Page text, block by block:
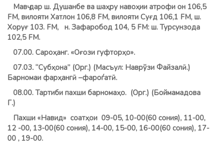
Мавҷ дар ш. Душанбе ва шаҳру навоҳии атрофи он 106,5
FM, вилояти Хатлон 106,8 FМ, вилояти Суғд 106,1 FM, ш.
Хоруғ 103. FM, н. Зафаробод 104, 5 FM: ш. Турсунзода
102,5 FM.
07.00. Сароҳанг. «Оғози гуфторҳо».
07.03.“Субҳона” (Орг.) (Масъул: Наврўзи Файзалӣ.)
Барномаи фарҳангӣ –фароѓатӣ.
08.00. Тартиби пахши барномаҳо. (Орг.) (Боймамадова
Г.)
Пахши «Навид» соатҳои 09-05, 10-00(60 сония), 11-00,
12 -00, 13-00(60 сония), 14-00, 15-00, 16-00(60 сония), 17-
00 , 19-00.